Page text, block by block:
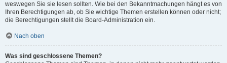
weswegen Sie sie lesen sollten. Wie bei den Bekanntmachungen hängt es von
Ihren Berechtigungen ab, ob Sie wichtige Themen erstellen können oder nicht;
die Berechtigungen stellt die Board-Administration ein.
Nach oben
Was sind geschlossene Themen?